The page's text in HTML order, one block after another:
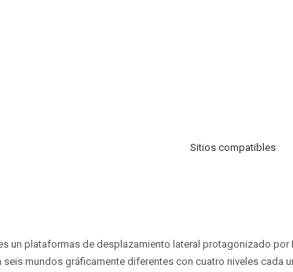
Sitios compatibles
un plataformas de desplazamiento lateral protagonizado por
seis mundos gráficamente diferentes con cuatro niveles cada